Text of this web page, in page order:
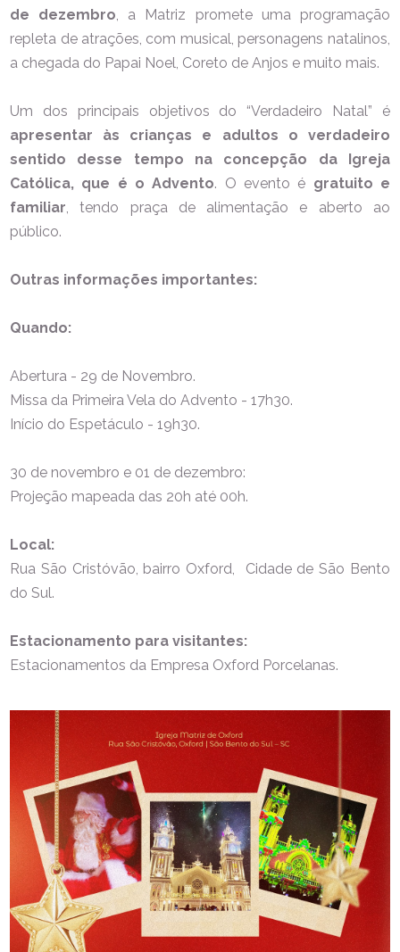
de dezembro, a Matriz promete uma programação
repleta de atrações, com musical, personagens natalinos,
a chegada do Papai Noel, Coreto de Anjos e muito mais.
Um dos principais objetivos do “Verdadeiro Natal” é
apresentar às crianças e adultos o verdadeiro
sentido desse tempo na concepção da Igreja
Católica, que é o Advento. O evento é gratuito e
familiar, tendo praça de alimentação e aberto ao
público.
Outras informações importantes:
Quando:
Abertura - 29 de Novembro.
Missa da Primeira Vela do Advento - 17h30.
Início do Espetáculo - 19h30.
30 de novembro e 01 de dezembro:
Projeção mapeada das 20h até 00h.
Local:
Rua São Cristóvão, bairro Oxford, Cidade de São Bento
do Sul.
Estacionamento para visitantes:
Estacionamentos da Empresa Oxford Porcelanas.